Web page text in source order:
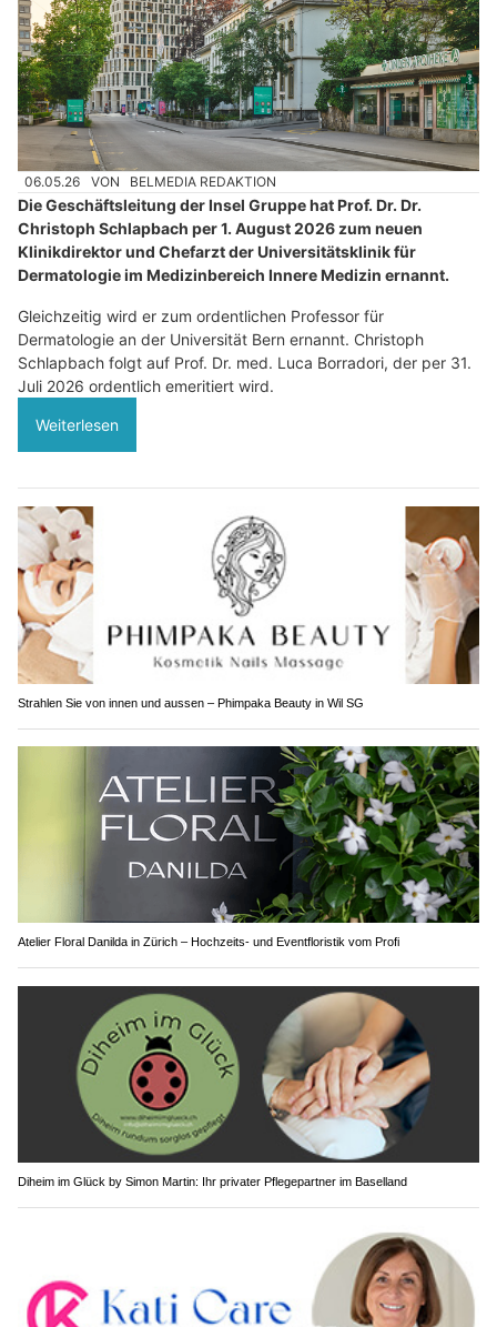
06.05.26 VON BELMEDIA REDAKTION
Die Geschäftsleitung der Insel Gruppe hat Prof. Dr. Dr.
Christoph Schlapbach per 1. August 2026 zum neuen
Klinikdirektor und Chefarzt der Universitätsklinik für
Dermatologie im Medizinbereich Innere Medizin ernannt.
Gleichzeitig wird er zum ordentlichen Professor für
Dermatologie an der Universität Bern ernannt. Christoph
Schlapbach folgt auf Prof. Dr. med. Luca Borradori, der per 31.
Juli 2026 ordentlich emeritiert wird.
Weiterlesen
Strahlen Sie von innen und aussen – Phimpaka Beauty in Wil SG
Atelier Floral Danilda in Zürich – Hochzeits- und Eventfloristik vom Profi
Diheim im Glück by Simon Martin: Ihr privater Pflegepartner im Baselland